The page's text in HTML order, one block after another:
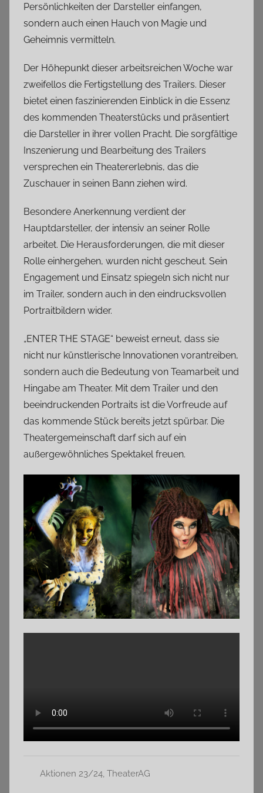
Persönlichkeiten der Darsteller einfangen,
sondern auch einen Hauch von Magie und
Geheimnis vermitteln.
Der Höhepunkt dieser arbeitsreichen Woche war
zweifellos die Fertigstellung des Trailers. Dieser
bietet einen faszinierenden Einblick in die Essenz
des kommenden Theaterstücks und präsentiert
die Darsteller in ihrer vollen Pracht. Die sorgfältige
Inszenierung und Bearbeitung des Trailers
versprechen ein Theatererlebnis, das die
Zuschauer in seinen Bann ziehen wird.
Besondere Anerkennung verdient der
Hauptdarsteller, der intensiv an seiner Rolle
arbeitet. Die Herausforderungen, die mit dieser
Rolle einhergehen, wurden nicht gescheut. Sein
Engagement und Einsatz spiegeln sich nicht nur
im Trailer, sondern auch in den eindrucksvollen
Portraitbildern wider.
„ENTER THE STAGE“ beweist erneut, dass sie
nicht nur künstlerische Innovationen vorantreiben,
sondern auch die Bedeutung von Teamarbeit und
Hingabe am Theater. Mit dem Trailer und den
beeindruckenden Portraits ist die Vorfreude auf
das kommende Stück bereits jetzt spürbar. Die
Theatergemeinschaft darf sich auf ein
außergewöhnliches Spektakel freuen.
Aktionen 23/24, TheaterAG